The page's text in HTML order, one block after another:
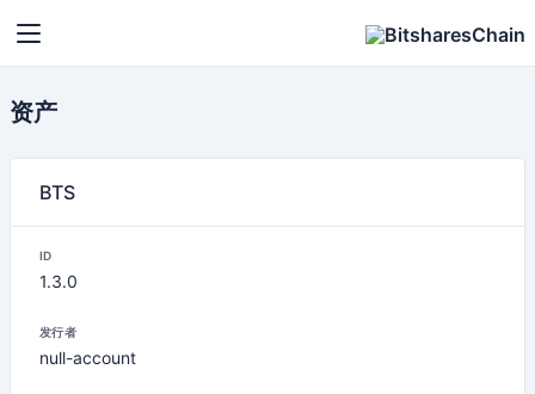
资产
BTS
ID
1.3.0
发行者
null-account